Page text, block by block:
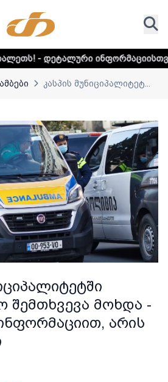
ინფორმაციისთვის დააკლიკეთ
კასპის მუნიციპალიტეტ...
შემთხვევა მოხდა -
არის